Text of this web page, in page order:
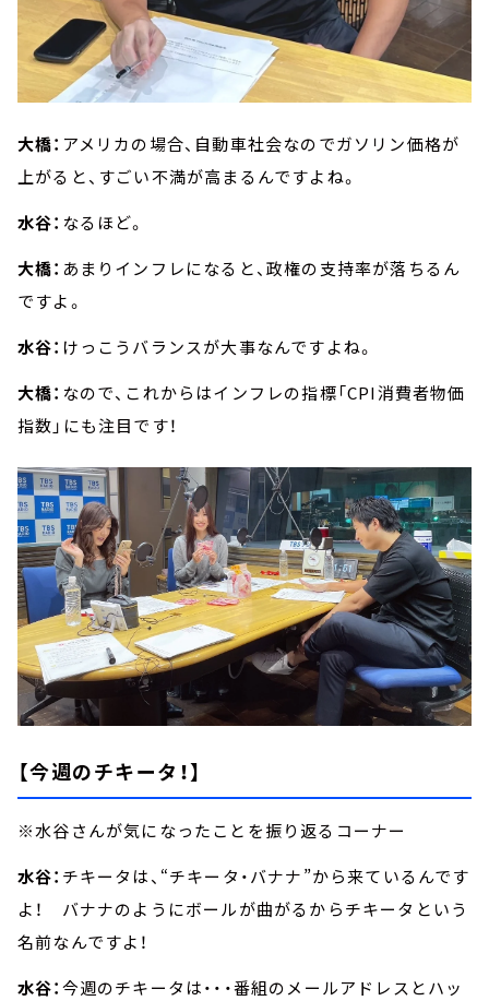
大橋： アメリカの場合、自動車社会なのでガソリン価格が
上がると、すごい不満が高まるんですよね。
水谷： なるほど。
大橋： あまりインフレになると、政権の支持率が落ちるん
ですよ。
水谷： けっこうバランスが大事なんですよね。
大橋： なので、これからはインフレの指標「CPI消費者物価
指数」にも注目です！
【今週のチキータ！】
※水谷さんが気になったことを振り返るコーナー
水谷： チキータは、“チキータ・バナナ”から来ているんです
よ！ バナナのようにボールが曲がるからチキータという
名前なんですよ！
水谷：今週のチキータは・・・番組のメールアドレスとハッ